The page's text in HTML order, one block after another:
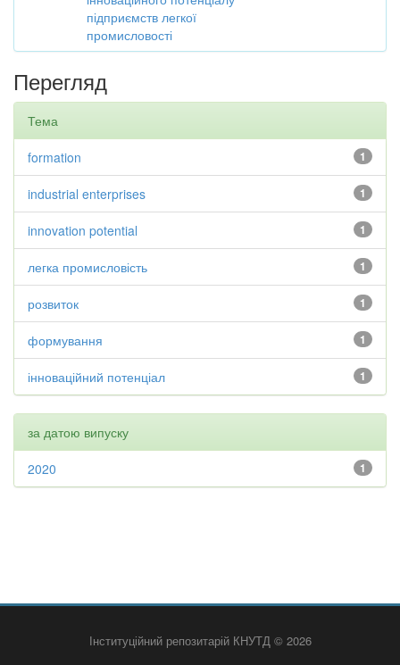
підприємств легкої
промисловості
Перегляд
Тема
1
formation
1
industrial enterprises
1
innovation potential
1
легка промисловість
1
розвиток
1
формування
1
інноваційний потенціал
за датою випуску
1
2020
Інституційний репозитарій КНУТД © 2026